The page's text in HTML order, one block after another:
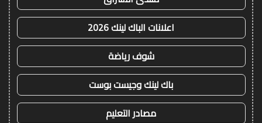
اعلانات الباك لينك 2026
شوف رياضة
باك لينك وجيست بوست
مصادر التعليم